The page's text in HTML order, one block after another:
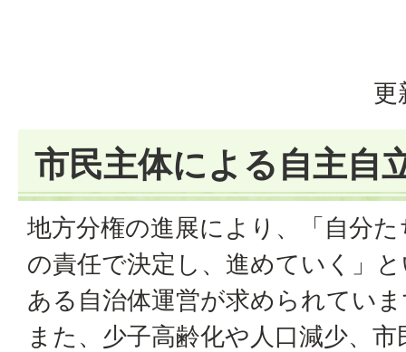
更
市民主体による自主自
地方分権の進展により、「自分
の責任で決定し、進めていく」
ある自治体運営が求められてい
また、少子高齢化や人口減少、